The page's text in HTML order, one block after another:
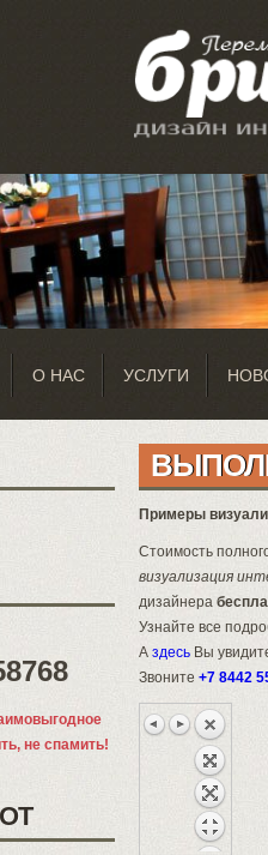
О НАС УСЛУГИ
не спамить!
Примеры
Стоимость
визуализация
дизайнера
Узнайте все
А здесь Вы
Звоните +7 8442